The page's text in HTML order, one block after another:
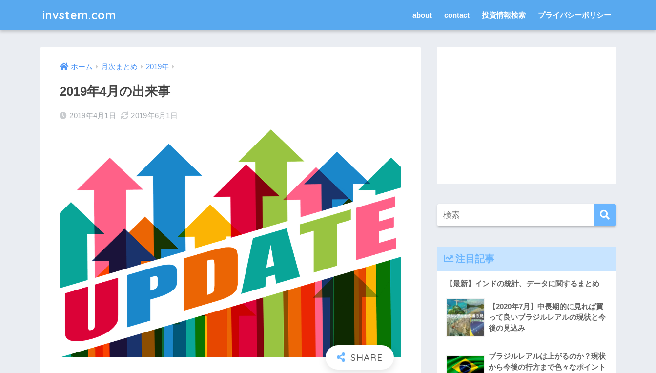
invstem.com about contact 投資情報検索 プライバシーポリシー
ホーム 月次まとめ 2019年
2019年4月の出来事
2019年4月1日 2019年6月1日
注目記事
【最新】インドの統計、データに関するまとめ
【2020年7月】中長期的に見れば買
って良いブラジルレアルの現状と今
後の見込み
ブラジルレアルは上がるのか？現状
から今後の行方まで色々なポイント